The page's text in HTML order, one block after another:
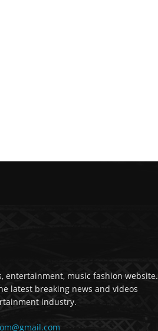
entertainment, music fashion website.
latest breaking news and videos
industry.